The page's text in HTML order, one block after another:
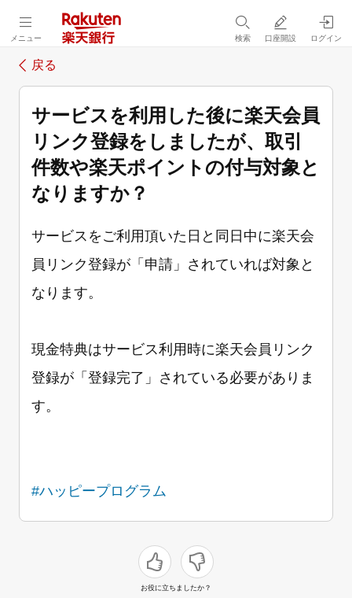
メニュー 検索 口座開設 ログイン
戻る
サービスを利用した後に楽天会員
リンク登録をしましたが、取引
件数や楽天ポイントの付与対象と
なりますか？
サービスをご利用頂いた日と同日中に楽天会
員リンク登録が「申請」されていれば対象と
なります。
現金特典はサービス利用時に楽天会員リンク
登録が「登録完了」されている必要がありま
す。
#ハッピープログラム
お役に立ちましたか？